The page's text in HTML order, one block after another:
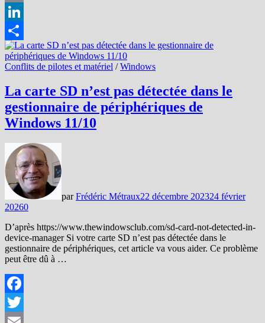
Email
LinkedIn
Partager
Conflits de pilotes et matériel /Windows
La carte SD n’est pas détectée dans le
gestionnaire de périphériques de
Windows 11/10
parFrédéric Métraux22 décembre 202324 février
20260
D’après https://www.thewindowsclub.com/sd-card-not-detected-in-
device-manager Si votre carte SD n’est pas détectée dans le
gestionnaire de périphériques, cet article va vous aider. Ce problème
peut être dû à …
Facebook